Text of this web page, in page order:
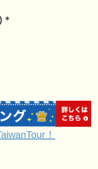
！